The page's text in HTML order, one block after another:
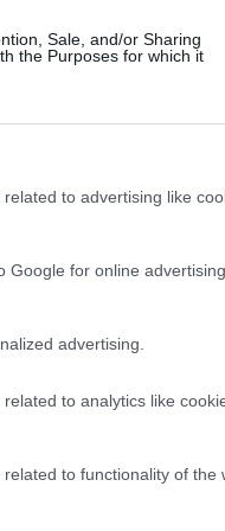
Sale, and/or Sharing
the Purposes for which it
to advertising like
Google for online advertising
advertising.
to analytics like
to functionality of the
calda estate
forze dell’ordine